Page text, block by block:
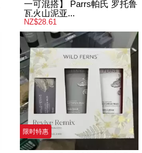
一可混搭】 Parrs帕氏 罗托鲁
瓦火山泥亚...
NZ$28.61
限时特惠